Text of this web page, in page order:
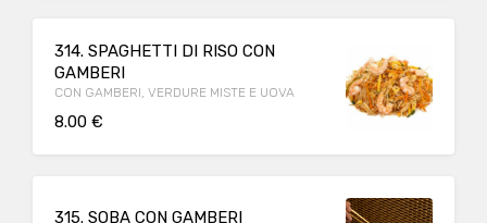
314. SPAGHETTI DI RISO CON
GAMBERI
CON GAMBERI, VERDURE MISTE E UOVA
8.00 €
315. SOBA CON GAMBERI